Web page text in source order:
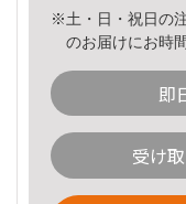
※土・日・祝日の
のお届けにお時
即
受け